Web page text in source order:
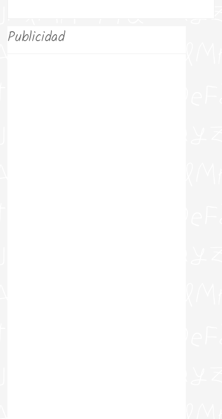
Publicidad